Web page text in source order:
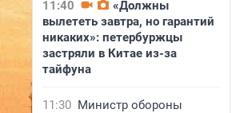
11:40
«Должны
вылететь завтра, но гарантий
никаких»: петербуржцы
застряли в Китае из-за
тайфуна
11:30 Министр обороны